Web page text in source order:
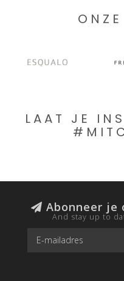
LAAT JE
Abonneer je
And stay up to